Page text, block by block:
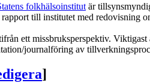
folkhälsoinstitut är
till institutet med redovisning
ett missbruksperspektiv.
journalföring av
]